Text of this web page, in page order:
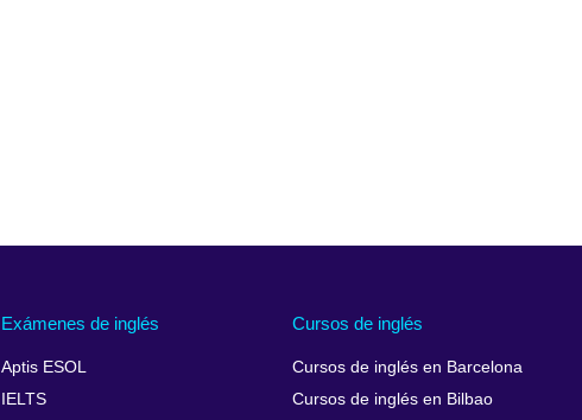
Exámenes de inglés
Aptis ESOL
IELTS
Cursos de inglés
Cursos de inglés en Barcelona
Cursos de inglés en Bilbao